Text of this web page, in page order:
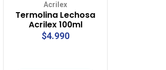
Acrilex
Termolina Lechosa
Acrilex 100ml
$4.990